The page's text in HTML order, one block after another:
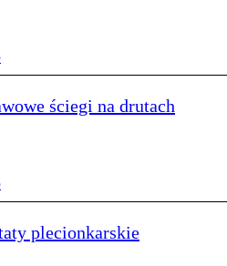
ściegi na drutach
plecionkarskie